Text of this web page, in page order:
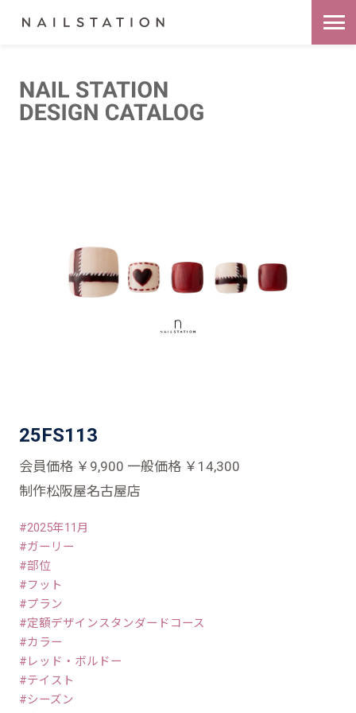
25FS113
会員価格 ￥9,900 一般価格 ￥14,300
制作松阪屋名古屋店
2025年11月
ガーリー
部位
フット
プラン
定額デザインスタンダードコース
カラー
レッド・ボルドー
テイスト
シーズン